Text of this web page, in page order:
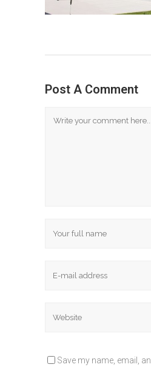
Post A Comment
Save my name, email,